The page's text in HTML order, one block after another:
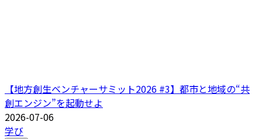
【地方創生ベンチャーサミット2026 #3】都市と地域の“共
創エンジン”を起動せよ
2026-07-06
学び